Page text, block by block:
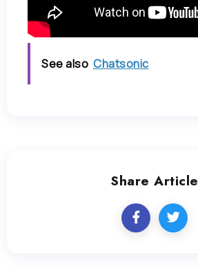
See also Chatsonic
Share Article